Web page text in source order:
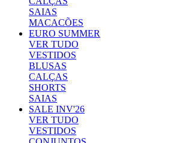
SAIAS
MACACÕES
EURO SUMMER
VER TUDO
VESTIDOS
BLUSAS
CALÇAS
SHORTS
SAIAS
SALE INV'26
VER TUDO
VESTIDOS